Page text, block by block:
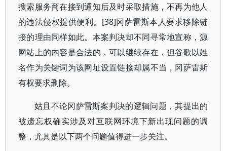
搜索服务商在接到通知后及时采取措施，不再为他人
的违法侵权提供便利。[38]冈萨雷斯本人要求移除链
接的理由同样如此。本案判决却不同寻常地宣称，源
网站上的内容是合法的，可以继续存在，但谷歌以姓
名作为关键词为该网址设置链接却属不当，冈萨雷斯
有权要求删除。
姑且不论冈萨雷斯案判决的逻辑问题，其提出的
被遗忘权确实涉及对互联网环境下新出现问题的调
整，尤其是以下两个问题值得进一步关注。